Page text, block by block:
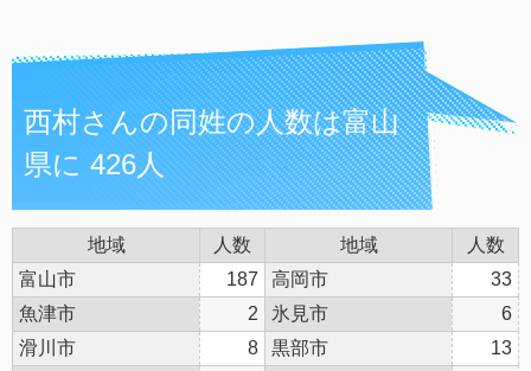
西村さんの同姓の人数は富山
県に 426人
地域 人数 地域
人数
富山市
187 高岡市
33
魚津市
2 氷見市
6
滑川市
8 黒部市
13